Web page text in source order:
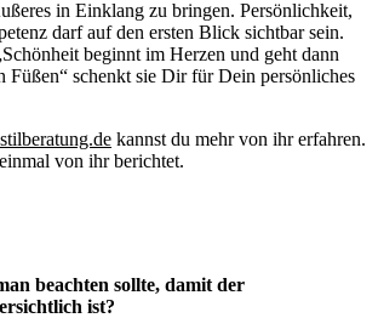
in Einklang zu bringen. Persönlichkeit,
darf auf den ersten Blick sichtbar sein.
beginnt im Herzen und geht dann
Füßen“ schenkt sie Dir für Dein persönliches
kannst du mehr von ihr erfahren.
von ihr berichtet.
beachten sollte, damit der
ist?